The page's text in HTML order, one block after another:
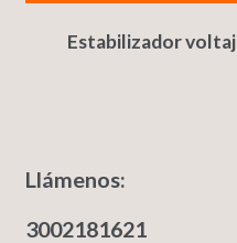
Estabilizador
Llámenos:
3002181621